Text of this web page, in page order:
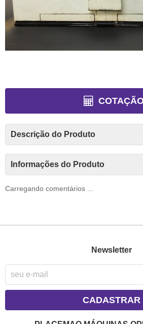
Descrição do Produto
Informações do Produto
Carregando comentários ...
Newsletter
CADASTRAR